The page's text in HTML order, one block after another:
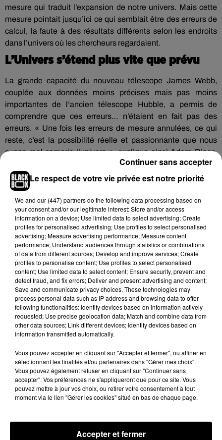
mesure qui traduit l’expansion de notre univers. Mais cette
mesure pointait jusqu’ici ce qui semblait être des erreurs de
calcul, la faute à des résultats différents selon les endroits
dans l’univers où les chercheurs regardaient.
L’Univers s’étend plus vite que prévu
La grande capacité du nouveau télescope James Webb,
couplée aux données moins précises mais pas moins
importantes de l’ancien télescope Hubble, a permis de
comprendre que ces erreurs… n’étaient en fait pas des
erreurs. « Une fois les erreurs de mesure annulées, ce qui
reste, c’est la possibilité réelle et passionnante que nous
ayons mal compris l’univers », explique ainsi Adam Riess,
physicien à l’université Johns Hopkins de Baltimore, dans un
communiqué de la NASA.
La conclusion est la suivante : l’Univers s’étend, on le savait,
mais pas de façon homogène comme on le croyait, et
surtout, il s’étendrait bien plus vite ce que l’on avait jusqu’ici
affirmé selon cette étude. L’une des raisons ayant empêché
cette théorie de se confirmer jusqu’ici pourrait résider dans
ce que l’on appelle l’encombrement cosmique.
Concrètement, ce que les chercheurs désignaient comme
une matière empêchant de distinguer correctement les
étoiles lors des observations. Mais grâce à James Webb, et
bientôt encore plus grâce à Nancy Grace, un autre télescope
en cours de développement, cet « encombrement »
s’atténue et nous permet de faire ces découvertes
incroyables.
Hip-Hop News
6 août 2026
Franglish et Keblack dévoilent une
Le respect de votre vie privée est notre priorité
We and our (447) partnersdo the following data processing based on
your consent and/or our legitimate interest: Store and/or access
information on a device; Use limited data to select advertising; Create
profiles for personalised advertising; Use profiles to select personalised
advertising; Measure advertising performance; Measure content
performance; Understand audiences through statistics or combinations
of data from different sources; Develop and improve services; Create
profiles to personalise content; Use profiles to select personalised
content; Use limited data to select content; Ensure security, prevent and
detect fraud, and fix errors; Deliver and present advertising and content;
Save and communicate privacy choices. These technologies may
process personal data such as IP address and browsing data to offer
following functionalities: Identify devices based on information actively
requested; Use precise geolocation data; Match and combine data from
other data sources; Link different devices; Identify devices based on
information transmitted automatically.
Vous pouvez accepter en cliquant sur "Accepter et fermer", ou affiner en
sélectionnant les finalités et/ou partenaires dans "Gérer mes choix".
Vous pouvez également refuser en cliquant sur "Continuer sans
accepter". Vos préférences ne s'appliqueront que pour ce site. Vous
pouvez mettre à jour vos choix, ou retirer votre consentement à tout
moment via le lien "Gérer les cookies" situé en bas de chaque page.
Accepter et fermer
Continuer sans accepter